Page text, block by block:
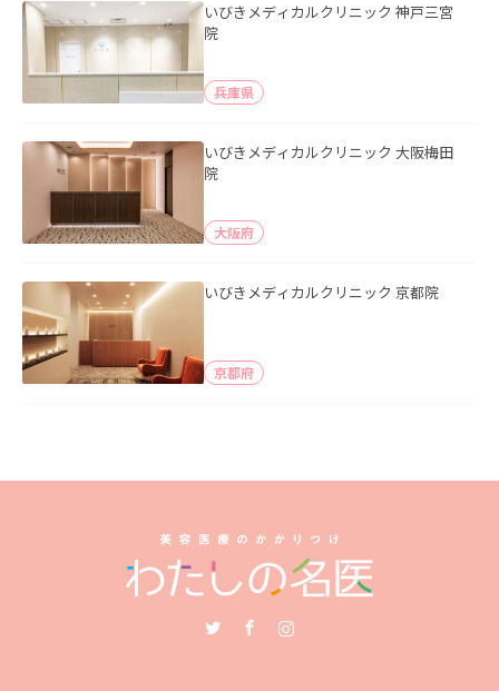
いびきメディカルクリニック 神戸三宮
院
兵庫県
いびきメディカルクリニック 大阪梅田
院
大阪府
いびきメディカルクリニック 京都院
京都府